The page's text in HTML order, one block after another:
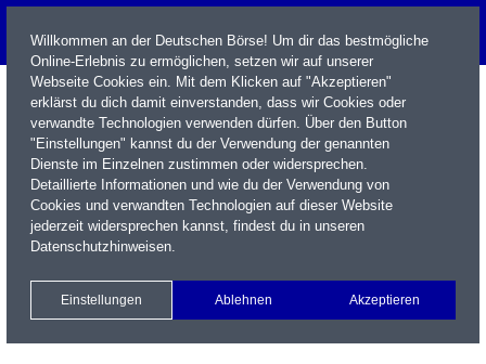
Name / WKN / ISIN / Kürzel
Xetra Realtime
Watchlist Portfolio Login
Willkommen an der Deutschen Börse! Um dir das bestmögliche
Online-Erlebnis zu ermöglichen, setzen wir auf unserer
Webseite Cookies ein. Mit dem Klicken auf "Akzeptieren"
erklärst du dich damit einverstanden, dass wir Cookies oder
verwandte Technologien verwenden dürfen. Über den Button
"Einstellungen" kannst du der Verwendung der genannten
Dienste im Einzelnen zustimmen oder widersprechen.
Detaillierte Informationen und wie du der Verwendung von
Cookies und verwandten Technologien auf dieser Website
jederzeit widersprechen kannst, findest du in unseren
Datenschutzhinweisen.
Einstellungen Ablehnen Akzeptieren